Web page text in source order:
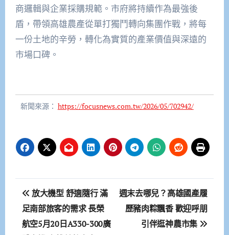
商邏輯與企業採購規範。市府將持續作為最強後
盾，帶領高雄農產從單打獨鬥轉向集團作戰，將每
一份土地的辛勞，轉化為實質的產業價值與深遠的
市場口碑。
新聞來源： https://focusnews.com.tw/2026/05/702942/
文
章
導
放大機型 舒適隨行 滿
足南部旅客的需求 長榮
航空5月20日A330-300廣
週末去哪兒？高雄國產履
歷豬肉粽飄香 歡迎呼朋
引伴逛神農市集